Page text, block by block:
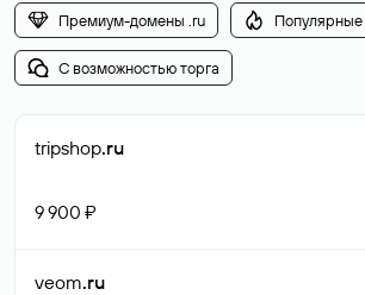
Премиум-домены .ru Популярные
С возможностью торга
tripshop.ru
9 900 ₽
veom.ru